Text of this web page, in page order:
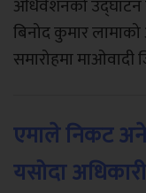
अधिवेशनको उद्घाटन
बिनोद कुमार
समारोहमा माओवादी
एमाले निकट
यसोदा अधिकारी